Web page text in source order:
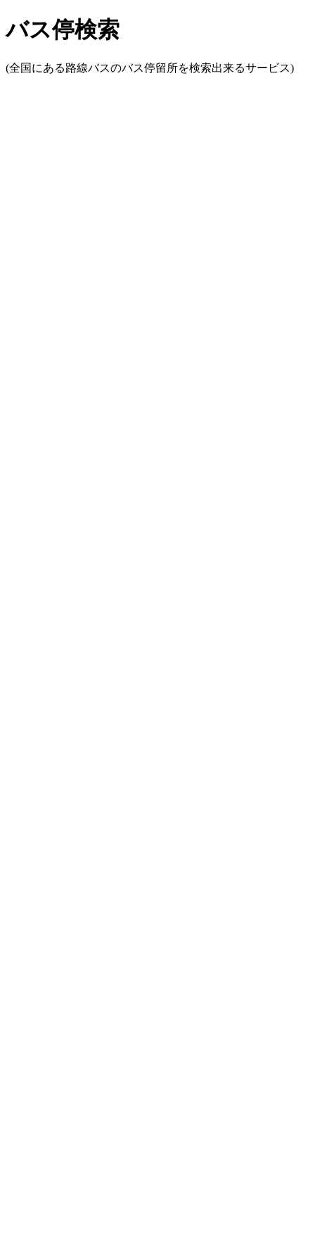
バス停検索
(全国にある路線バスのバス停留所を検索出来るサービス)